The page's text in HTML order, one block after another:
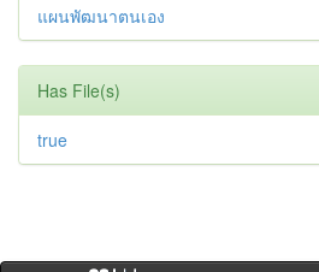
แผนพัฒนาตนเอง
Has File(s)
true